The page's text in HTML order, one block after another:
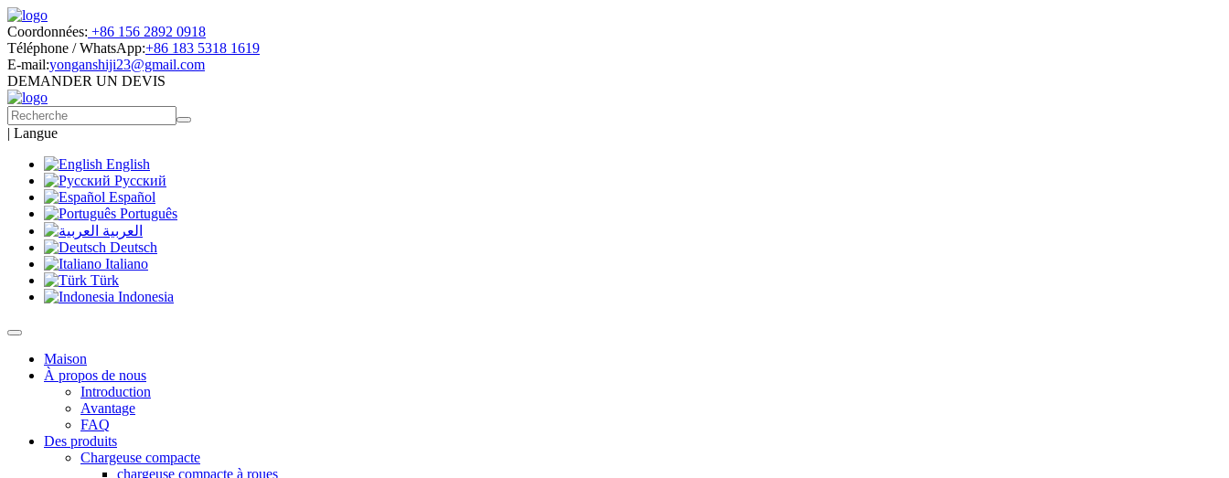
Coordonnées: +86 156 2892 0918
Téléphone / WhatsApp:+86 183 5318 1619
E-mail:yonganshiji23@gmail.com
DEMANDER UN DEVIS
| Langue
English
Русский
Español
Português
العربية
Deutsch
Italiano
Türk
Indonesia
Maison
À propos de nous
Introduction
Avantage
FAQ
Des produits
Chargeuse compacte
chargeuse compacte à roues